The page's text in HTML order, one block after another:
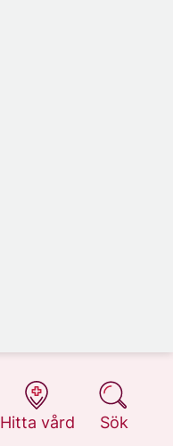
Hitta vård
på 1177.se
Sök
på 1177.se